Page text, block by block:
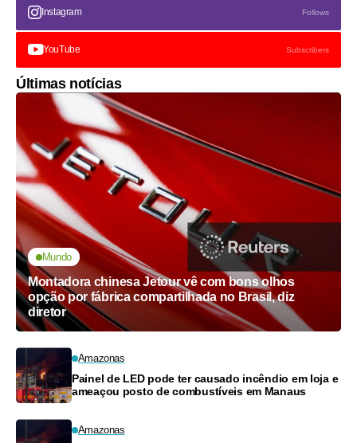
Instagram Follows
YouTube Subscribers
Últimas notícias
Mundo
Montadora chinesa Jetour vê com bons olhos
opção por fábrica compartilhada no Brasil, diz
diretor
Amazonas
Painel de LED pode ter causado incêndio em loja e
ameaçou posto de combustíveis em Manaus
Amazonas